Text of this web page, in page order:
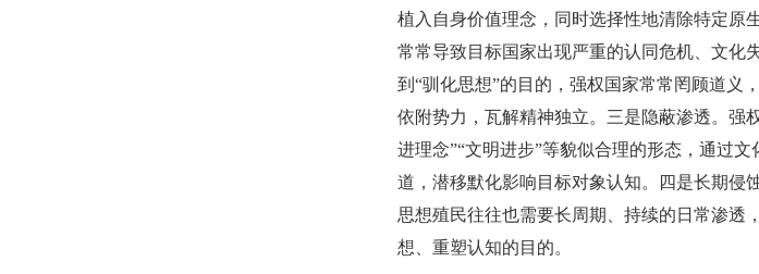
植入自身价值理念，同时选择性地清除特定原
常常导致目标国家出现严重的认同危机、文化
到“驯化思想”的目的，强权国家常常罔顾道义
依附势力，瓦解精神独立。三是隐蔽渗透。强
进理念”“文明进步”等貌似合理的形态，通过
道，潜移默化影响目标对象认知。四是长期侵
思想殖民往往也需要长周期、持续的日常渗透
想、重塑认知的目的。